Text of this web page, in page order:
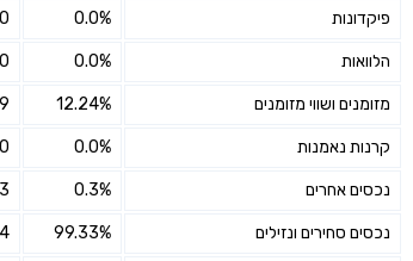
פיקדונות 0.0%
הלוואות 0.0%
מזומנים ושווי מזומנים 12.24%
קרנות נאמנות 0.0%
נכסים אחרים 0.3%
נכסים סחירים ונזילים 99.33%